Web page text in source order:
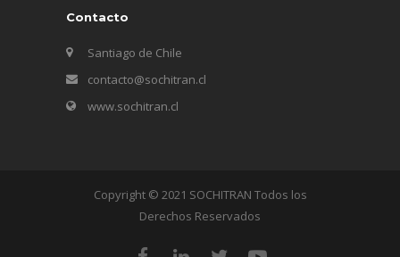
Contacto
Santiago de Chile
contacto@sochitran.cl
www.sochitran.cl
Copyright © 2021 SOCHITRAN Todos los
Derechos Reservados